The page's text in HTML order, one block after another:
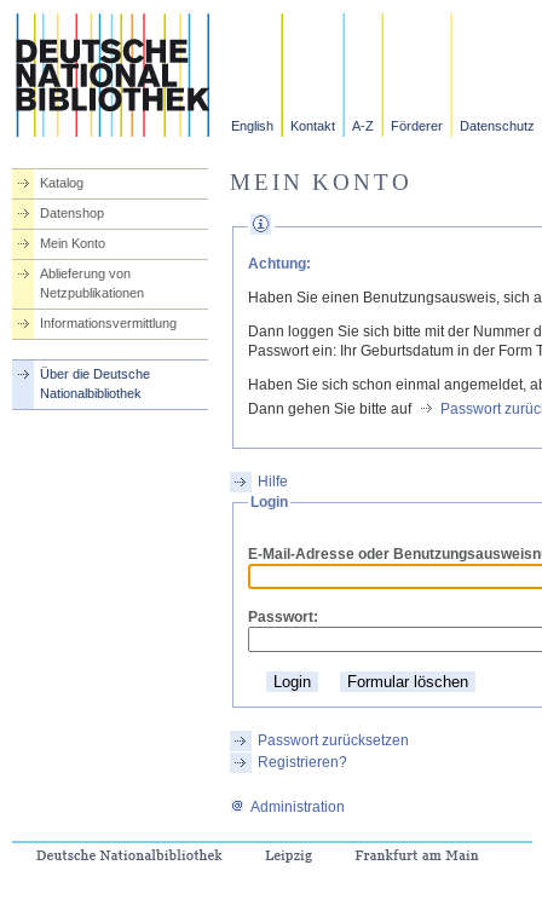
English Kontakt A-Z Förderer Datenschutz
Katalog
Datenshop
Mein Konto
Ablieferung von
Netzpublikationen
Informationsvermittlung
Über die Deutsche
Nationalbibliothek
MEIN KONTO
Achtung:
Haben Sie einen Benutzungsausweis, sich
Dann loggen Sie sich bitte mit der Nummer
Passwort ein: Ihr Geburtsdatum in der Form
Haben Sie sich schon einmal angemeldet,
Dann gehen Sie bitte auf
Passwort
Hilfe
Login
E-Mail-Adresse oder B
Passwort:
Passwort zurücksetzen
Registrieren?
Administration